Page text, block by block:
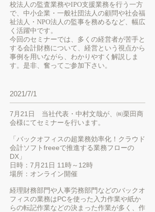
校法人の監査業務やIPO支援業務を行う一方
で、中小企業・一般社団法人の顧問や社会福
祉法人・NPO法人の監事を務めるなど、幅広
く活躍中です。
今回のセミナーでは、多くの経営者が苦手と
する会計財務について、経営という視点から
事例を用いながら、わかりやすく解説しま
す。是非、奮ってご参加下さい。
2021/7/1
7月21日 当社代表・中村文哉が、㈱栗田商
会様にてセミナーを行います。
「バックオフィスの超業務効率化！クラウド
会計ソフトfreeeで推進する業務フローの
DX」
日時：7月21日 11時～12時
場所：オンライン開催
経理財務部門や人事労務部門などのバックオ
フィスの業務はPCを使った入力作業や紙か
らの転記作業などの決まった作業が多く、作